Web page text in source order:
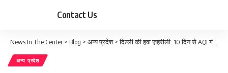
Contact Us
News In The Center > Blog > अन्य प्रदेश>दिल्ली की हवा ज़हरीली: 10 दिन से AQI गंभीर, कई क्षेत्रों में प्रदूषण 400–435 के पार
अन्य प्रदेश